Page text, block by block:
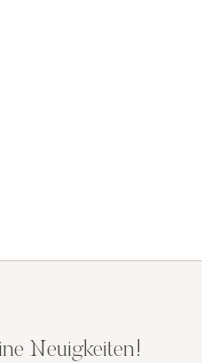
Neuigkeiten!